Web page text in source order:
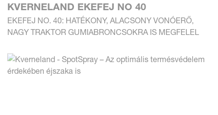
KVERNELAND EKEFEJ NO 40
EKEFEJ NO. 40: HATÉKONY, ALACSONY VONÓERŐ,
NAGY TRAKTOR GUMIABRONCSOKRA IS MEGFELEL